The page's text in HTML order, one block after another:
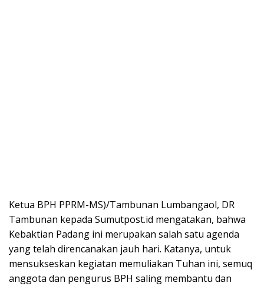
Ketua BPH PPRM-MS)/Tambunan Lumbangaol, DR
Tambunan kepada Sumutpost.id mengatakan, bahwa
Kebaktian Padang ini merupakan salah satu agenda
yang telah direncanakan jauh hari. Katanya, untuk
mensukseskan kegiatan memuliakan Tuhan ini, semuq
anggota dan pengurus BPH saling membantu dan